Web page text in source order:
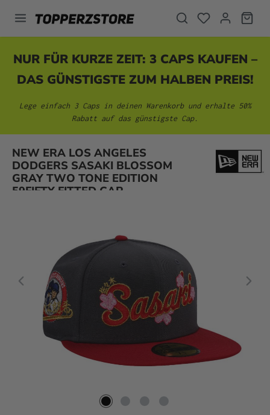
springen
NUR FÜR KURZE ZEIT: 3 CAPS KAUFEN –
DAS GÜNSTIGSTE ZUM HALBEN PREIS!
Lege einfach 3 Caps in deinen Warenkorb und erhalte 50%
Rabatt auf das günstigste Cap.
NEW ERA LOS ANGELES
DODGERS SASAKI BLOSSOM
GRAY TWO TONE EDITION
59FIFTY FITTED CAP
Bildergalerie überspringen